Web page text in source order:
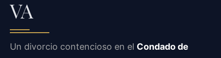
VA
Un divorcio contencioso en el Condado de